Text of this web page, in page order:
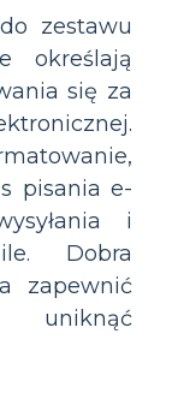
zestawu
określają
się za
pisania e-
i
Dobra
zapewnić
uniknąć